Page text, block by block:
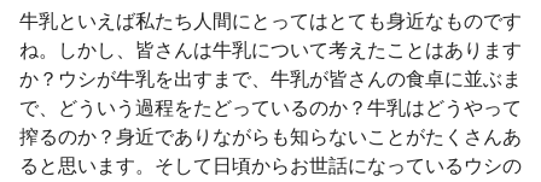
牛乳といえば私たち人間にとってはとても身近なものです
ね。しかし、皆さんは牛乳について考えたことはあります
か？ウシが牛乳を出すまで、牛乳が皆さんの食卓に並ぶま
で、どういう過程をたどっているのか？牛乳はどうやって
搾るのか？身近でありながらも知らないことがたくさんあ
ると思います。そして日頃からお世話になっているウシの